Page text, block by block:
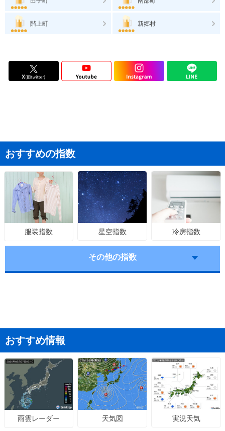
階上町 新郷村
おすすめの指数
服装指数 星空指数 冷房指数
その他の指数
おすすめ情報
雨雲レーダー 天気図 実況天気